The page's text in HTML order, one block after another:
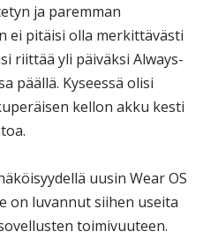
ja paremman
ei pitäisi olla merkittävästi
riittää yli päiväksi Always-
päällä. Kyseessä olisi
kellon akku kesti
uusin Wear OS
on luvannut siihen useita
toimivuuteen.